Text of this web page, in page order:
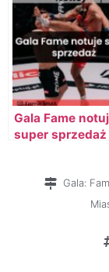
Gala Fame
super sprzedaż
Gala: